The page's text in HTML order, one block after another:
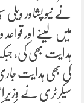
نے نیو پشاور ویلی
میں لینے اور
ہدایت بھی کی،
کی بھی ہدایت
سیکرٹری نے